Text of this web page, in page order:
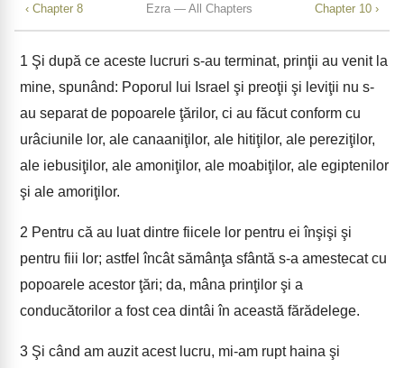
‹ Chapter 8 Ezra — All Chapters Chapter 10 ›
1 Şi după ce aceste lucruri s-au terminat, prinţii au venit la
mine, spunând: Poporul lui Israel şi preoţii şi leviţii nu s-
au separat de popoarele ţărilor, ci au făcut conform cu
urâciunile lor, ale canaaniţilor, ale hitiţilor, ale pereziţilor,
ale iebusiţilor, ale amoniţilor, ale moabiţilor, ale egiptenilor
şi ale amoriţilor.
2 Pentru că au luat dintre fiicele lor pentru ei înşişi şi
pentru fiii lor; astfel încât sămânţa sfântă s-a amestecat cu
popoarele acestor ţări; da, mâna prinţilor şi a
conducătorilor a fost cea dintâi în această fărădelege.
3 Şi când am auzit acest lucru, mi-am rupt haina şi